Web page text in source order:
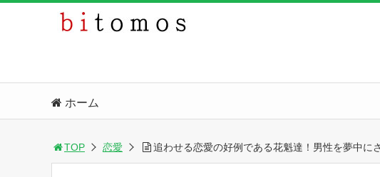
ホーム
TOP 恋愛 追わせる恋愛の好例である花魁達！男性を夢中に